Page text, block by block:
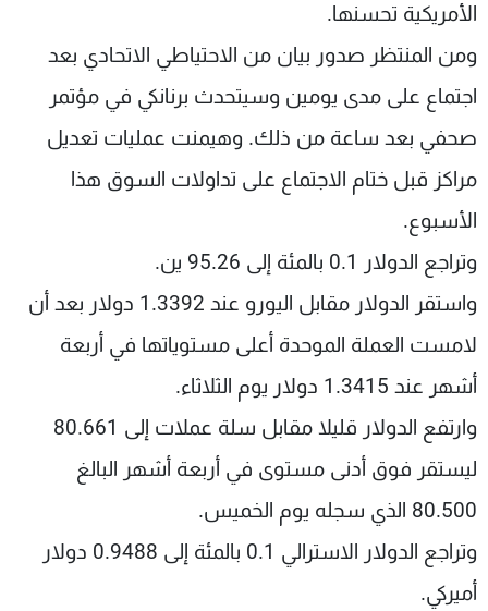
الأمريكية تحسنها.
ومن المنتظر صدور بيان من الاحتياطي الاتحادي بعد
اجتماع على مدى يومين وسيتحدث برنانكي في مؤتمر
صحفي بعد ساعة من ذلك. وهيمنت عمليات تعديل
مراكز قبل ختام الاجتماع على تداولات السوق هذا
الأسبوع.
وتراجع الدولار 0.1 بالمئة إلى 95.26 ين.
واستقر الدولار مقابل اليورو عند 1.3392 دولار بعد أن
لامست العملة الموحدة أعلى مستوياتها في أربعة
أشهر عند 1.3415 دولار يوم الثلاثاء.
وارتفع الدولار قليلا مقابل سلة عملات إلى 80.661
ليستقر فوق أدنى مستوى في أربعة أشهر البالغ
80.500 الذي سجله يوم الخميس.
وتراجع الدولار الاسترالي 0.1 بالمئة إلى 0.9488 دولار
أميركي.